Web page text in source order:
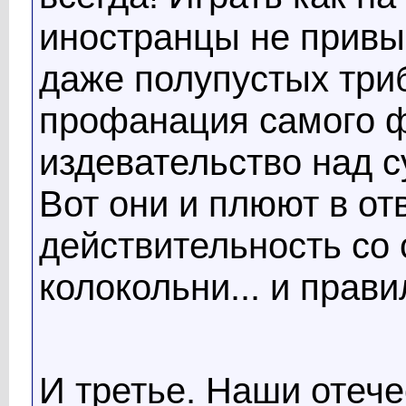
иностранцы не
даже полупустых
профанация самого
издевательство над
Вот они и плюют в
действительность
колокольни... и
И третье. Наши